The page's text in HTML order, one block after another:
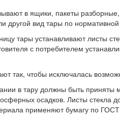
в ящики, пакеты
другой вид тары по
тары устанавливают листы
с потребителем
так, чтобы исключалась
в тару должны быть приняты
осадков. Листы стекла
применяют бумагу по